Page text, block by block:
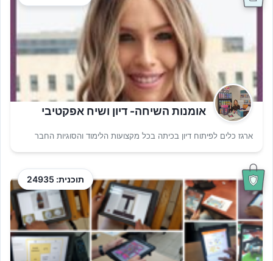
אומנות השיחה- דיון ושיח אפקטיבי
ארגז כלים לפיתוח דיון בכיתה בכל מקצועות הלימוד והסוגיות החבר
תוכנית: 24935